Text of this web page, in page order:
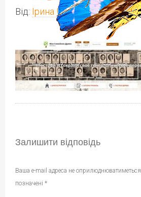
Від: Ірина Іваськів
Залишити відповідь
Ваша e-mail адреса не оприлюднюватиметься.
позначені *